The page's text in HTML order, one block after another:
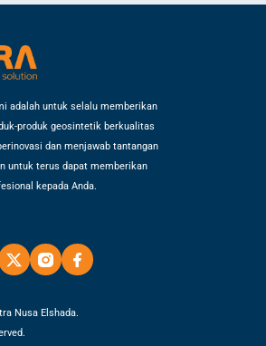
adalah untuk selalu memberikan
produk geosintetik berkualitas
dan menjawab tantangan
untuk terus dapat memberikan
kepada Anda.
Nusa Elshada.